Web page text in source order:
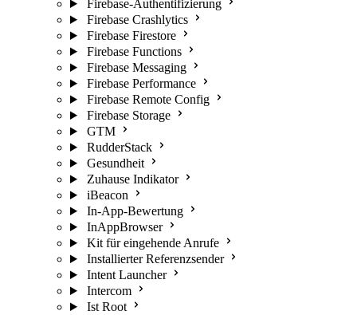
Firebase-Authentifizierung
Firebase Crashlytics
Firebase Firestore
Firebase Functions
Firebase Messaging
Firebase Performance
Firebase Remote Config
Firebase Storage
GTM
RudderStack
Gesundheit
Zuhause Indikator
iBeacon
In-App-Bewertung
InAppBrowser
Kit für eingehende Anrufe
Installierter Referenzsender
Intent Launcher
Intercom
Ist Root